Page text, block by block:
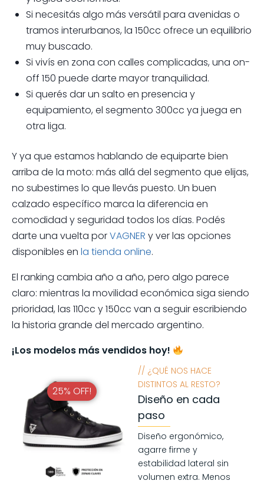
Si necesitás algo más versátil para avenidas o
tramos interurbanos, la 150cc ofrece un equilibrio
muy buscado.
Si vivís en zona con calles complicadas, una on-
off 150 puede darte mayor tranquilidad.
Si querés dar un salto en presencia y
equipamiento, el segmento 300cc ya juega en
otra liga.
Y ya que estamos hablando de equiparte bien
arriba de la moto: más allá del segmento que elijas,
no subestimes lo que llevás puesto. Un buen
calzado específico marca la diferencia en
comodidad y seguridad todos los días. Podés
darte una vuelta porVAGNER y ver las opciones
disponibles en la tienda online.
El ranking cambia año a año, pero algo parece
claro: mientras la movilidad económica siga siendo
prioridad, las 110cc y 150cc van a seguir escribiendo
la historia grande del mercado argentino.
¡Los modelos más vendidos hoy!
25% OFF!
// ¿QUÉ NOS HACE
DISTINTOS AL RESTO?
Diseño en cada
paso
Diseño ergonómico,
agarre firme y
estabilidad lateral sin
volumen extra. Menos